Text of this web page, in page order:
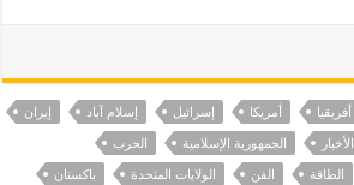
أفريقيا أمريكا إسرائيل إسلام آباد إيران
الأخبار الجمهورية الإسلامية الحرب
الطاقة الفن الولايات المتحدة باكستان